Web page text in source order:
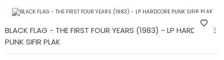
BLACK FLAG - THE FIRST FOUR YEARS (1983) - LP HARDCORE
PUNK SIFIR PLAK